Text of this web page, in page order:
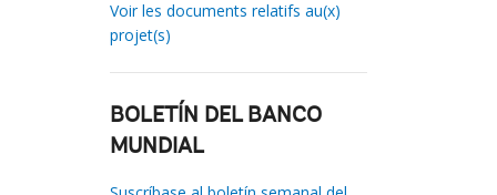
Voir les documents relatifs au(x)
projet(s)
BOLETÍN DEL BANCO
MUNDIAL